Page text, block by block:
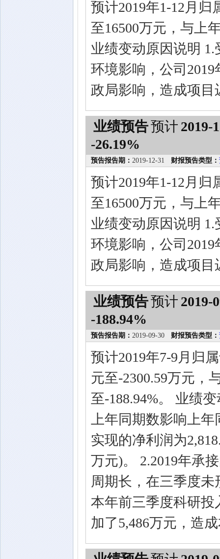
预计2019年1-12月
至16500万元，与上
业绩变动原因说明
环境影响，公司
政局影响，造成项
业绩预告预计 2019-
-26.19%
预告报告期： 2019-12-31 财报预告类型：
预计2019年1-12月
至16500万元，与上
业绩变动原因说明
环境影响，公司
政局影响，造成项
业绩预告预计 2019-
-188.94%
预告报告期： 2019-09-30 财报预告类型：
预计2019年7-9月归
元至-2300.59万元，
至-188.94%。 业绩
上年同期数影响上
实现的净利润为
万元)。 2.2019年承
周期长，在三季度未
本年前三季度科研投
加了5,486万元，造